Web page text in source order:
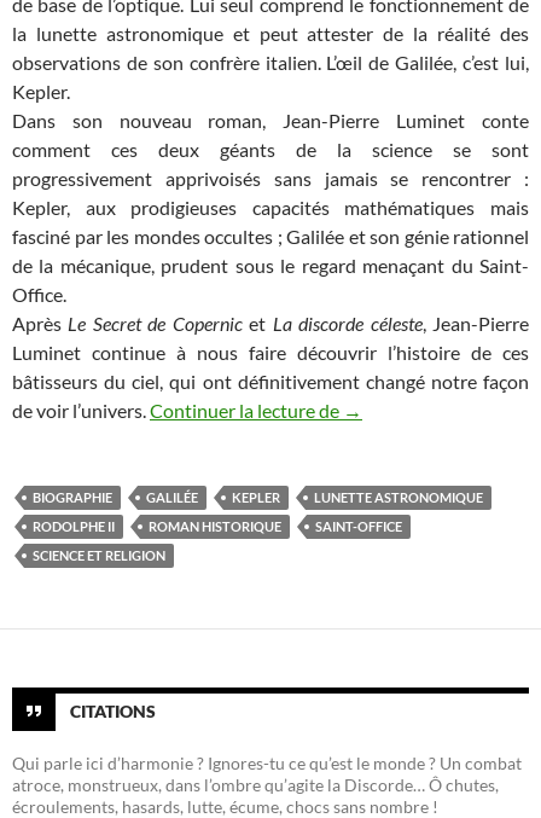
la lunette astronomique et peut attester de la réalité des
observations de son confrère italien. L’œil de Galilée, c’est lui,
Kepler.
Dans son nouveau roman, Jean-Pierre Luminet conte
comment ces deux géants de la science se sont
progressivement apprivoisés sans jamais se rencontrer :
Kepler, aux prodigieuses capacités mathématiques mais
fasciné par les mondes occultes ; Galilée et son génie rationnel
de la mécanique, prudent sous le regard menaçant du Saint-
Office.
Après Le Secret de Copernicet La discorde céleste, Jean-Pierre
Luminet continue à nous faire découvrir l’histoire de ces
bâtisseurs du ciel, qui ont définitivement changé notre façon
de voir l’univers.Continuer la lecture de Mes romans (5) : L’Œil
→
BIOGRAPHIE GALILÉE KEPLER
LUNETTE ASTRONOMIQUE
RODOLPHE II
ROMAN HISTORIQUE
SAINT-OFFICE
SCIENCE ET RELIGION
CITATIONS
Qui parle ici d’harmonie ? Ignores-tu ce qu’est le monde ? Un combat
atroce, monstrueux, dans l’ombre qu’agite la Discorde… Ô chutes,
écroulements, hasards, lutte, écume, chocs sans nombre !